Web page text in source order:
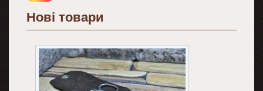
Нові товари